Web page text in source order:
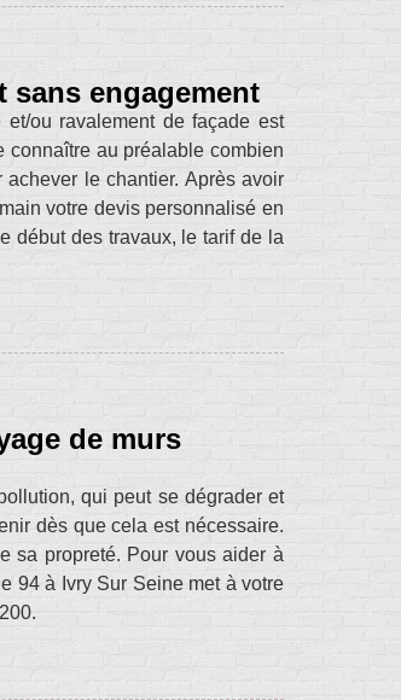
sans engagement
ou ravalement de façade est
connaître au préalable combien
le chantier. Après avoir
votre devis personnalisé en
début des travaux, le tarif de la
de murs
qui peut se dégrader et
dès que cela est nécessaire.
sa propreté. Pour vous aider à
94 à Ivry Sur Seine met à votre